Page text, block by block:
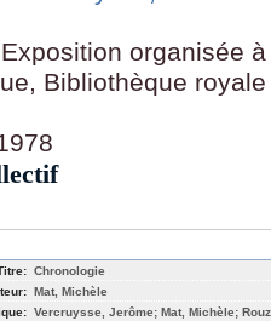
organisée
Bibliothèque
Chronologie
Mat, Michèle
Vercruysse, Jerôme; Mat, Michèle;